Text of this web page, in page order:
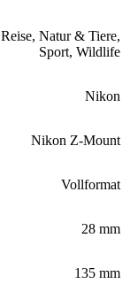
Reise, Natur & Tiere,
Sport, Wildlife
Nikon
Nikon Z-Mount
Vollformat
28 mm
135 mm